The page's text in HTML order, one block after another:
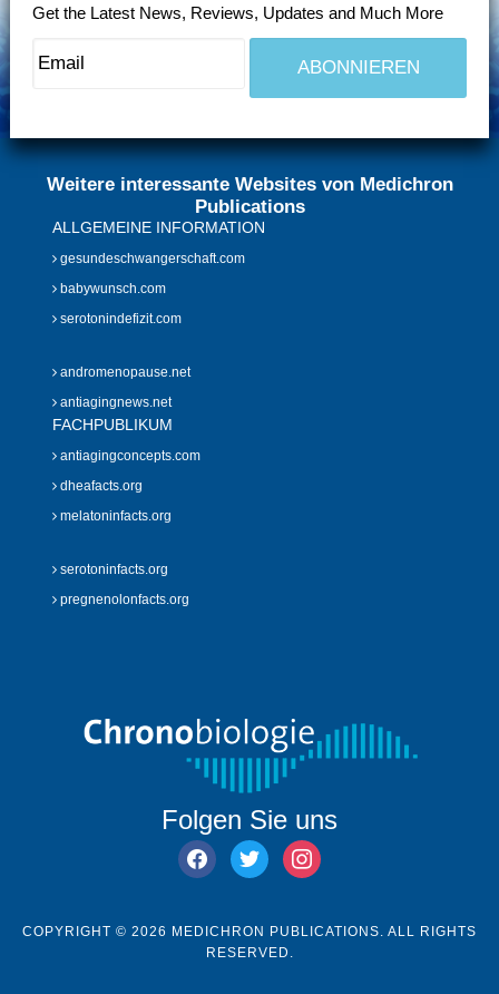
Get the Latest News, Reviews, Updates and Much More
Weitere interessante Websites von Medichron
Publications
ALLGEMEINE INFORMATION
gesundeschwangerschaft.com
babywunsch.com
serotonindefizit.com
andromenopause.net
antiagingnews.net
FACHPUBLIKUM
antiagingconcepts.com
dheafacts.org
melatoninfacts.org
serotoninfacts.org
pregnenolonfacts.org
Folgen Sie uns
facebook
twitter instagram
COPYRIGHT © 2026 MEDICHRON PUBLICATIONS. ALL RIGHTS
RESERVED.